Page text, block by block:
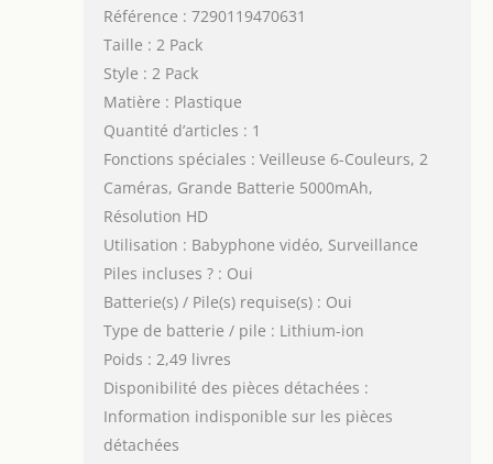
Référence : 7290119470631
Taille : 2 Pack
Style : 2 Pack
Matière : Plastique
Quantité d’articles : 1
Fonctions spéciales : Veilleuse 6-Couleurs, 2
Caméras, Grande Batterie 5000mAh,
Résolution HD
Utilisation : Babyphone vidéo, Surveillance
Piles incluses ? : Oui
Batterie(s) / Pile(s) requise(s) : Oui
Type de batterie / pile : Lithium-ion
Poids : 2,49 livres
Disponibilité des pièces détachées :
Information indisponible sur les pièces
détachées